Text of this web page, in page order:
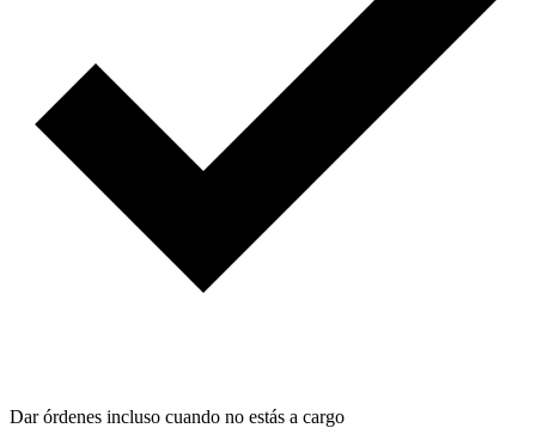
Dar órdenes incluso cuando no estás a cargo